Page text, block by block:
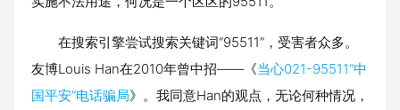
在搜索引擎尝试搜索关键词“95511”，受害者众多。
友博Louis Han在2010年曾中招——《当心021-95511“中
国平安”电话骗局》。我同意Han的观点，无论何种情况，